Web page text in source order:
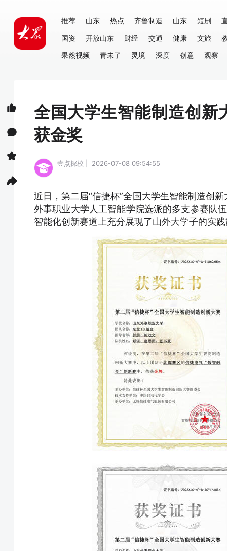
推荐 山东 热点 齐鲁制造 山东 短剧
国资
开放山东 财经 交通 健康 文旅
果然视频
青未了 灵境 深度 创意 观察
全国大学生智能制造创新
获金奖
壹点探校 | 2026-07-08 09:54:55
近日，第二届“信捷杯”全国大学生智能制造创
外事职业大学人工智能学院选派的多支参赛队
智能化创新赛道上充分展现了山外大学子的实